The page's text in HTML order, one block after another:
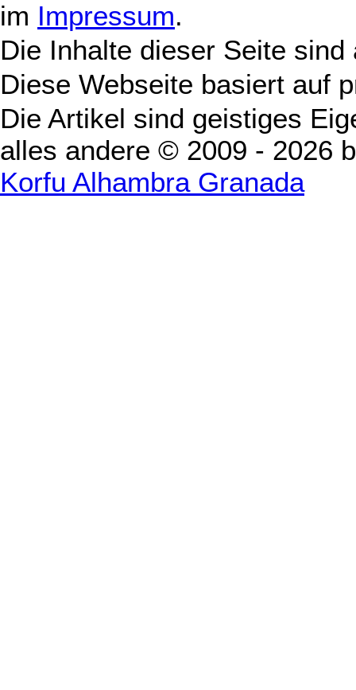
im Impressum.
Die Inhalte dieser Seite
Diese Webseite basiert auf
Die Artikel sind geistiges
alles andere © 2009 - 2026
Korfu Alhambra Granada